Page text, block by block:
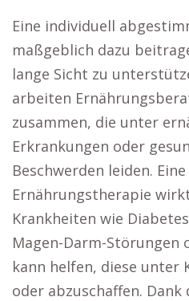
Eine individuell
maßgeblich dazu
lange Sicht zu
arbeiten
zusammen, die unter
Erkrankungen oder
Beschwerden leiden.
Ernährungstherapie
Krankheiten wie
Magen-Darm-Störungen
kann helfen, diese unter
oder abzuschaffen. Dank